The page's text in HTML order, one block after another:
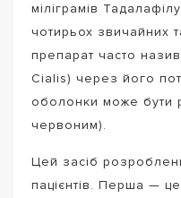
міліграмів
чотирьох звичайних
препарат часто
Cialis) через його
оболонки може бути
червоним).
Цей засіб
пацієнтів. Перша —